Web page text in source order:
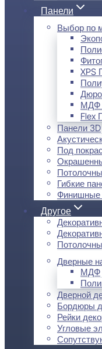
Панели
Выбор по
XPS
МДФ
Flex
Панели 3D
Под
Гибкие
Финишные
Другое
Дверные
МДФ
Дверной
Бордюры
Рейки
Угловые